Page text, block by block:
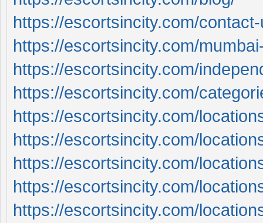
https://escortsincity.com/
https://escortsincity.com/
https://escortsincity.com/
https://escortsincity.com/
https://escortsincity.com/
https://escortsincity.com/
https://escortsincity.com/
https://escortsincity.com/
https://escortsincity.com/